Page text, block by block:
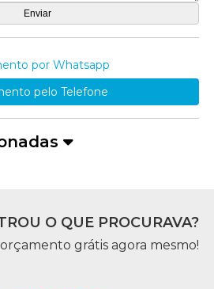
por Whatsapp
pelo Telefone
O QUE PROCURAVA?
grátis agora mesmo!